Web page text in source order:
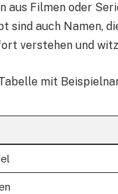
aus Filmen oder
sind auch Namen,
verstehen und
mit